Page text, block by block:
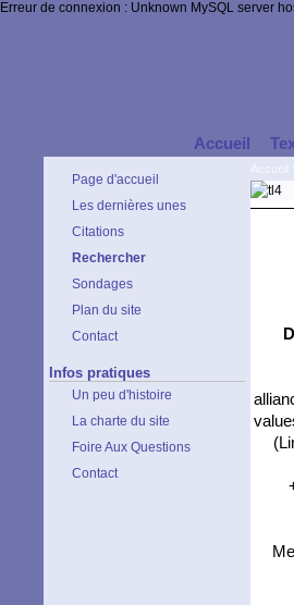
Erreur de connexion : Unknown MySQL server
Accueil
Page d'accueil
Les dernières unes
Citations
Rechercher
Sondages
Plan du site
Contact
Infos pratiques
Un peu d'histoire
La charte du site
Foire Aux Questions
Contact